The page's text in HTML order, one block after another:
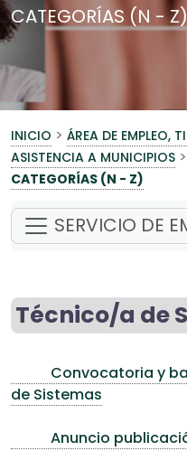
CATEGORÍAS (N - Z)
INICIO > ÁREA DE EMPLEO,
ASISTENCIA A MUNICIPIOS >
CATEGORÍAS (N - Z)
SERVICIO DE
Técnico/a de
Convocatoria y
de Sistemas
Anuncio